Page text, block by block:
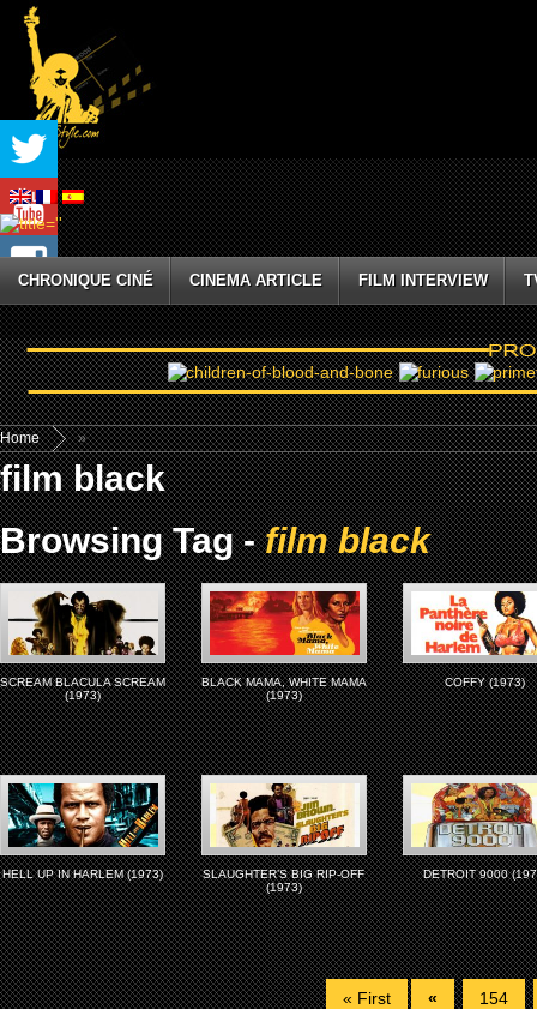
CHRONIQUE CINÉ CINEMA ARTICLE FILM INTERVIEW
Home »
film black
Browsing Tag -film black
SCREAM BLACULA SCREAM
(1973)
BLACK MAMA, WHITE MAMA
(1973)
COFFY (1973)
HELL UP IN HARLEM (1973)
SLAUGHTER’S BIG RIP-OFF
(1973)
DETROIT 9000
« First « 154